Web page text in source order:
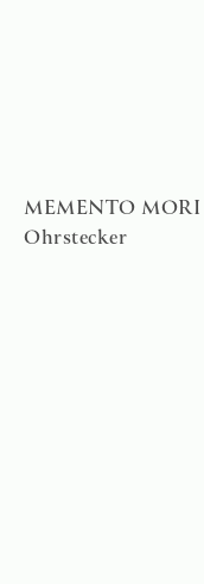
MEMENTO
Ohrstecker